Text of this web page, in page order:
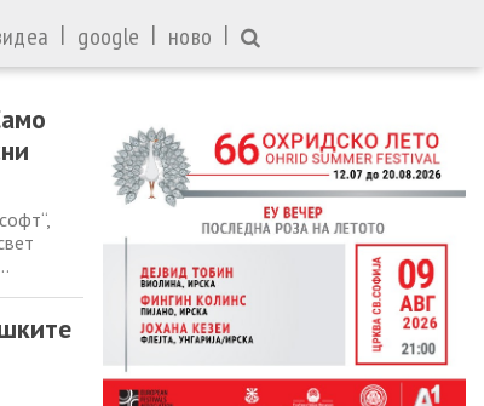
| google | ново |